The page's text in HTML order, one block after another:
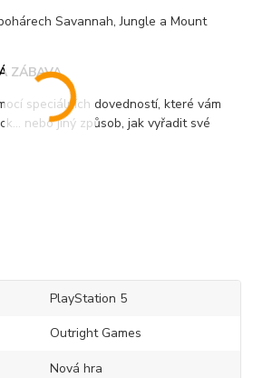
Savannah, Jungle a Mount
ZÁBAVA
speciálních dovedností, které vám
nebo jiný způsob, jak vyřadit své
PlayStation 5
Outright Games
Nová hra